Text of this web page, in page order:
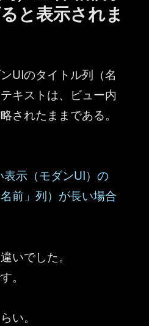
と表示されま
UIのタイトル列（名
キストは、ビュー内
されたままである。
示（モダンUI）の
前」列）が長い場合
いでした。
。
い。